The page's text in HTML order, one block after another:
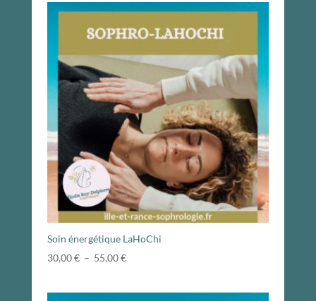
prix :
à
70,00 €
Soin énergétique LaHoChi
30,00€ – 55,00€Plage
prix :